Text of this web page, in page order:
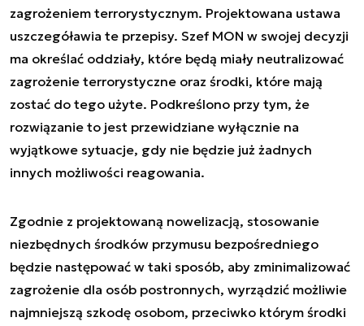
zagrożeniem terrorystycznym. Projektowana ustawa
uszczegóławia te przepisy. Szef MON w swojej decyzji
ma określać oddziały, które będą miały neutralizować
zagrożenie terrorystyczne oraz środki, które mają
zostać do tego użyte. Podkreślono przy tym, że
rozwiązanie to jest przewidziane wyłącznie na
wyjątkowe sytuacje, gdy nie będzie już żadnych
innych możliwości reagowania.
Zgodnie z projektowaną nowelizacją, stosowanie
niezbędnych środków przymusu bezpośredniego
będzie następować w taki sposób, aby zminimalizować
zagrożenie dla osób postronnych, wyrządzić możliwie
najmniejszą szkodę osobom, przeciwko którym środki